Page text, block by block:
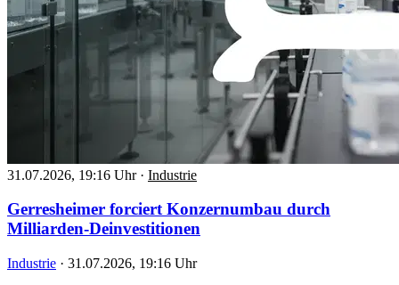
31.07.2026, 19:16 Uhr · Industrie
Gerresheimer forciert Konzernumbau durch
Milliarden-Deinvestitionen
Industrie · 31.07.2026, 19:16 Uhr